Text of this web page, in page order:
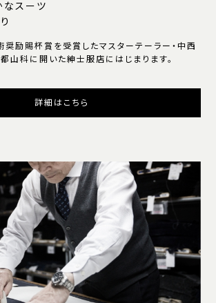
なスーツ
励賜杯賞を受賞したマスターテーラー・中西
山科に開いた紳士服店にはじまります。
詳細はこちら